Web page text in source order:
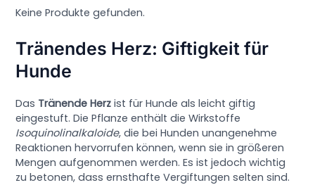
Keine Produkte gefunden.
Tränendes Herz: Giftigkeit für
Hunde
Das Tränende Herz ist für Hunde als leicht giftig
eingestuft. Die Pflanze enthält die Wirkstoffe
Isoquinolinalkaloide, die bei Hunden unangenehme
Reaktionen hervorrufen können, wenn sie in größeren
Mengen aufgenommen werden. Es ist jedoch wichtig
zu betonen, dass ernsthafte Vergiftungen selten sind.